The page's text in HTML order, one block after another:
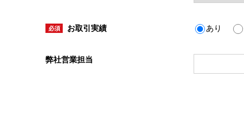
必須 お取引実績 あり
弊社営業担当